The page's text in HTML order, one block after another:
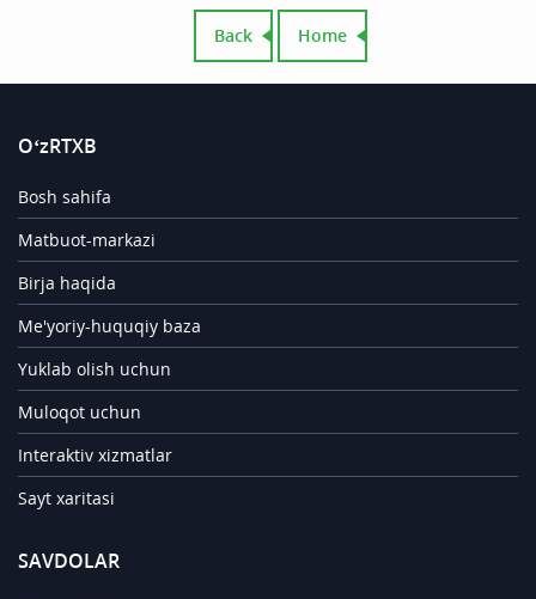
Back Home
O‘zRTXB
Bosh sahifa
Matbuot-markazi
Birja haqida
Me'yoriy-huquqiy baza
Yuklab olish uchun
Muloqot uchun
Interaktiv xizmatlar
Sayt xaritasi
SAVDOLAR